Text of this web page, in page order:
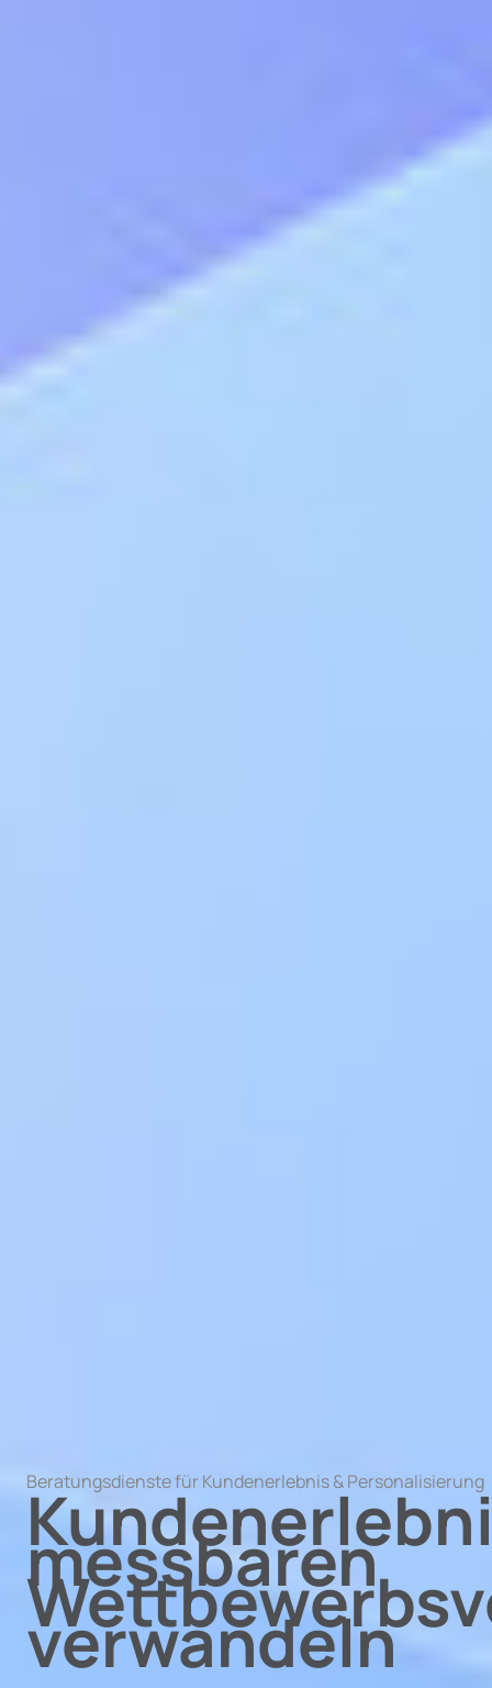
Beratungsdienste für Kundenerlebnis & Personalisierung
messbaren
verwandeln